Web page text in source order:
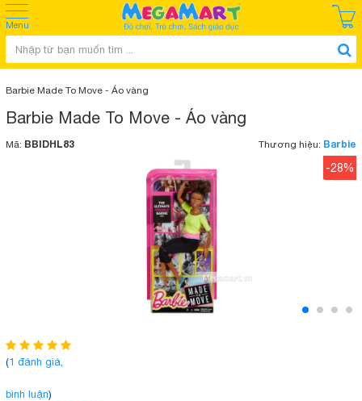
Menu
Barbie Made To Move - Áo vàng
Barbie Made To Move - Áo vàng
Mã: BBIDHL83 Thương hiệu: Barbie
-28%
(1 đánh giá,
bình luận)